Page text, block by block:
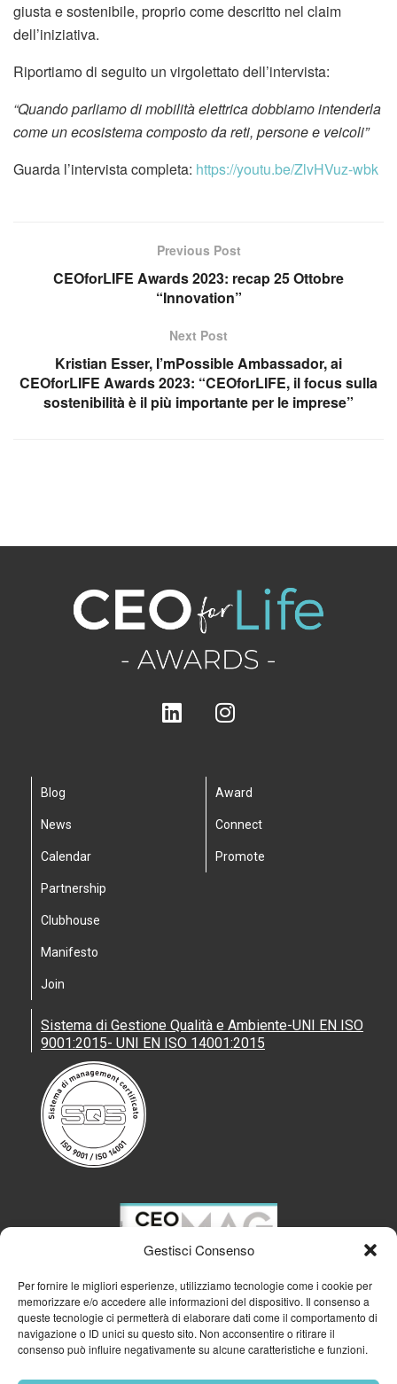
Gestisci Consenso
Per fornire le migliori esperienze, utilizziamo tecnologie come i cookie per
memorizzare e/o accedere alle informazioni del dispositivo. Il consenso a
queste tecnologie ci permetterà di elaborare dati come il comportamento di
navigazione o ID unici su questo sito. Non acconsentire o ritirare il
consenso può influire negativamente su alcune caratteristiche e funzioni.
giusta e sostenibile, proprio come descritto nel claim
dell’iniziativa.
Riportiamo di seguito un virgolettato dell’intervista:
“Quando parliamo di mobilità elettrica dobbiamo intenderla
come un ecosistema composto da reti, persone e veicoli”
Guarda l’intervista completa: https://youtu.be/ZlvHVuz-wbk
Previous Post
CEOforLIFE Awards 2023: recap 25 Ottobre
“Innovation”
Next Post
Kristian Esser, I’mPossible Ambassador, ai
CEOforLIFE Awards 2023: “CEOforLIFE, il focus sulla
sostenibilità è il più importante per le imprese”
Blog
News
Calendar
Partnership
Clubhouse
Manifesto
Join
Award
Connect
Promote
Sistema di Gestione Qualità e Ambiente-UNI EN ISO
9001:2015- UNI EN ISO 14001:2015